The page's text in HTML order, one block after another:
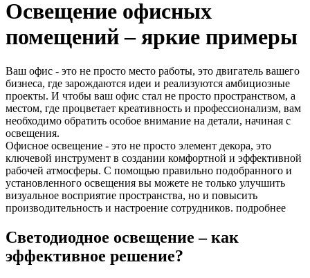
Освещение офисных
помещений – яркие примеры
Ваш офис - это не просто место работы, это двигатель вашего
бизнеса, где зарождаются идеи и реализуются амбициозные
проекты. И чтобы ваш офис стал не просто пространством, а
местом, где процветает креативность и профессионализм, вам
необходимо обратить особое внимание на детали, начиная с
освещения.
Офисное освещение - это не просто элемент декора, это
ключевой инструмент в создании комфортной и эффективной
рабочей атмосферы. С помощью правильно подобранного и
установленного освещения вы можете не только улучшить
визуальное восприятие пространства, но и повысить
производительность и настроение сотрудников. подробнее
Светодиодное освещение – как
эффективное решение?